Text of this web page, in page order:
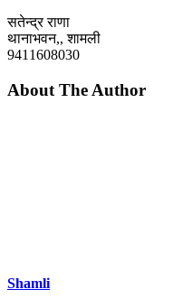
सतेन्द्र राणा
थानाभवन,, शामली
9411608030
About The Author
Shamli